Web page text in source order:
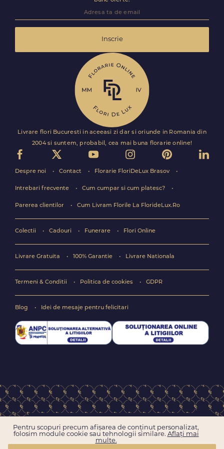
Inscrie
Livrare flori Bucuresti in aceeasi zi dar si oriunde in Romania din
2004 si suntem, probabil, cea mai buna florarie online!
Despre noi Contact Florarie FloriDeLux Brasov
Intrebari frecvente Cum cumpar si cum platesc?
Parerea clientilor Cum Livram Florile La FlorideLux.Ro
Colectii Cadouri Funerare Flori Online
Livrare Gratuita 100% Garantie Livrare Nationala
Termeni & Conditii Politica de cookies GDPR
Blog Idei de mesaje pentru felicitari
Toate drepturile rezervate
Pentru scopuri precum afișarea de conținut personalizat,
folosim module cookie sau tehnologii similare. Aflați mai
multe.